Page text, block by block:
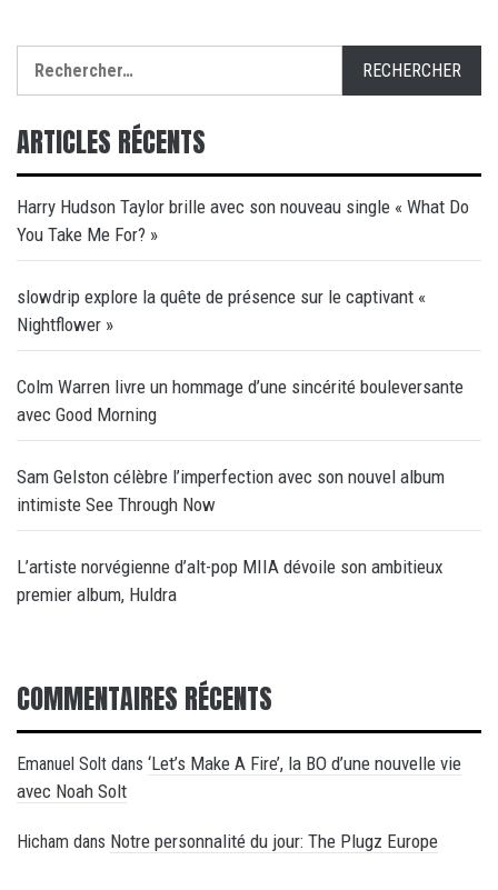
ARTICLES RÉCENTS
Harry Hudson Taylor brille avec son nouveau single « What Do
You Take Me For? »
slowdrip explore la quête de présence sur le captivant «
Nightflower »
Colm Warren livre un hommage d’une sincérité bouleversante
avec Good Morning
Sam Gelston célèbre l’imperfection avec son nouvel album
intimiste See Through Now
L’artiste norvégienne d’alt-pop MIIA dévoile son ambitieux
premier album, Huldra
COMMENTAIRES RÉCENTS
Emanuel Solt dans ‘Let’s Make A Fire’, la BO d’une nouvelle vie
avec Noah Solt
Hicham dans Notre personnalité du jour: The Plugz Europe